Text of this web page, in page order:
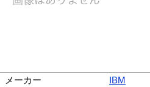
メーカー
IBM